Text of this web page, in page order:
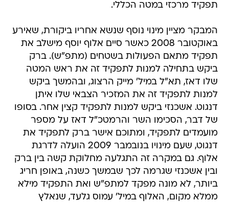
תפקיד מרכזי במטה הכללי.
המבקר מציין מינוי נוסף שנשא אחריו ביקורת, שאירע
באוקטובר 2008 כאשר סיים אלוף יוסף מישלב את
תפקיד מתאם הפעולות בשטחים (מתפ"ש). ברק
ביקש בתחילה למנות לתפקיד זה את ראש המטה
שלו דאז, תא"ל במיל' מייק הרצוג, ובהמשך ביקש
למנות לתפקיד זה את המזכיר הצבאי שלו איתן
דנגוט. אשכנזי ביקש למנות לתפקיד קצין אחר. בסופו
של דבר, הסכימו השר והרמטכ"ל דאז על מספר
מועמדים לתפקיד, ומתוכם אישר ברק לתפקיד את
דנגוט, שעם מינויו בנובמבר 2009 הועלה לדרגת
אלוף. גם במקרה זה התגלעה מחלוקת קשה בין ברק
ובין אשכנזי שגרמה לכך שבמשך כשנה, באופן חריג
ביותר, לא מונה מפקד למתפ"ש ואת התפקיד מילא
ממלא מקום, האלוף במיל' עמוס גלעד, שנאלץ